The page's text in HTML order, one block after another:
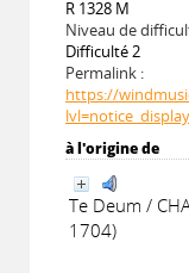
R 1328 M
Niveau de
Difficulté 2
Permalink :
https://
à l'origine de
Te Deum /
1704)